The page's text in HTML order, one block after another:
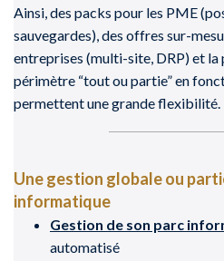
Ainsi, des packs pour les PME
sauvegardes), des offres sur-
entreprises (multi-site, DRP) et la
périmètre “tout ou partie” en
permettent une grande flexibilité.
Une gestion globale ou
informatique
Gestion de son parc
automatisé